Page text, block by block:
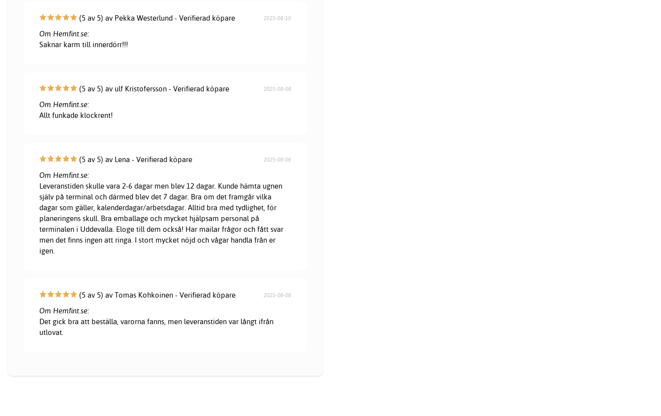
(5 av 5) av Pekka Westerlund - Verifierad köpare 2025-08-10
Om Hemfint.se:
Saknar karm till innerdörr!!!
(5 av 5) av ulf Kristofersson - Verifierad köpare 2025-08-08
Om Hemfint.se:
Allt funkade klockrent!
(5 av 5) av Lena - Verifierad köpare 2025-08-06
Om Hemfint.se:
Leveranstiden skulle vara 2-6 dagar men blev 12 dagar. Kunde hämta ugnen
själv på terminal och därmed blev det 7 dagar. Bra om det framgår vilka
dagar som gäller, kalenderdagar/arbetsdagar. Alltid bra med tydlighet, för
planeringens skull. Bra emballage och mycket hjälpsam personal på
terminalen i Uddevalla. Eloge till dem också! Har mailar frågor och fått svar
men det finns ingen att ringa. I stort mycket nöjd och vågar handla från er
igen.
(5 av 5) av Tomas Kohkoinen - Verifierad köpare 2025-08-08
Om Hemfint.se:
Det gick bra att beställa, varorna fanns, men leveranstiden var långt ifrån
utlovat.